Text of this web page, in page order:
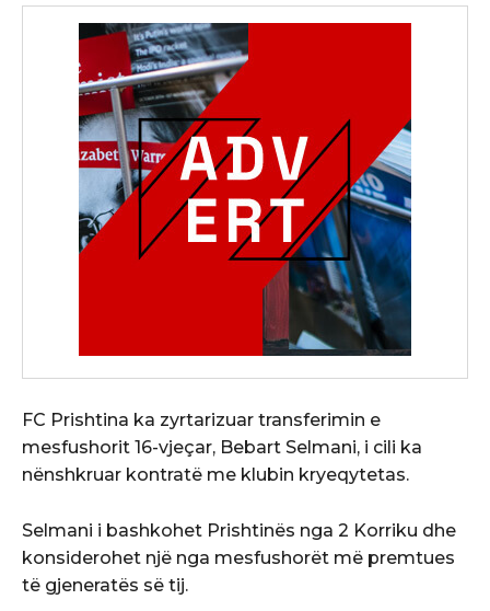
FC Prishtina ka zyrtarizuar transferimin e
mesfushorit 16-vjeçar, Bebart Selmani, i cili ka
nënshkruar kontratë me klubin kryeqytetas.
Selmani i bashkohet Prishtinës nga 2 Korriku dhe
konsiderohet një nga mesfushorët më premtues
të gjeneratës së tij.